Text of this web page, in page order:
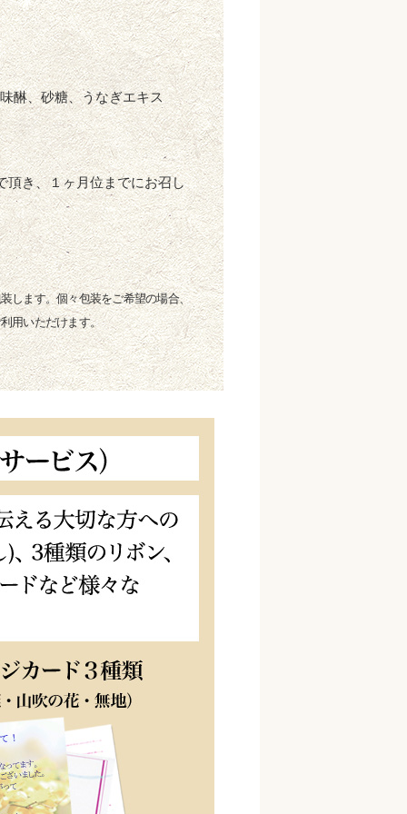
醂、砂糖、うなぎエキス
頂き、１ヶ月位までにお召し
します。個々包装をご希望の場合、
用いただけます。